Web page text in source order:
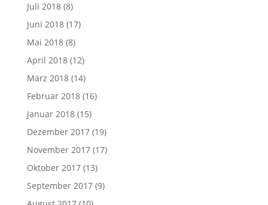
Juli 2018(8)
Juni 2018(17)
Mai 2018(8)
April 2018(12)
März 2018(14)
Februar 2018(16)
Januar 2018(15)
Dezember 2017(19)
November 2017(17)
Oktober 2017(13)
September 2017(9)